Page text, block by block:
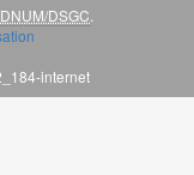
DSGC
internet